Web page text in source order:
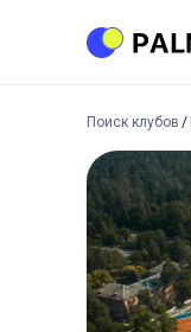
Поиск клубов